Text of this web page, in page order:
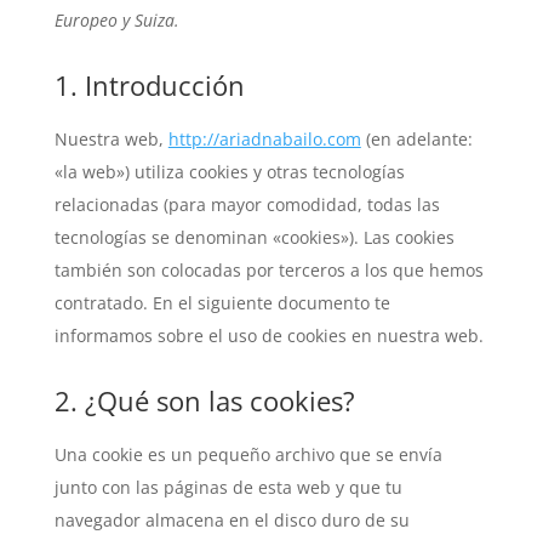
Europeo y Suiza.
1. Introducción
Nuestra web, http://ariadnabailo.com (en adelante:
«la web») utiliza cookies y otras tecnologías
relacionadas (para mayor comodidad, todas las
tecnologías se denominan «cookies»). Las cookies
también son colocadas por terceros a los que hemos
contratado. En el siguiente documento te
informamos sobre el uso de cookies en nuestra web.
2. ¿Qué son las cookies?
Una cookie es un pequeño archivo que se envía
junto con las páginas de esta web y que tu
navegador almacena en el disco duro de su